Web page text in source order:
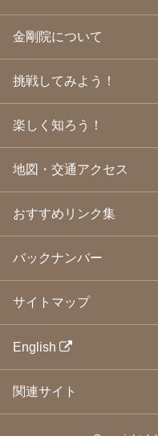
2009年6月(22)
2009年5月(20)
2009年4月
(24)
2009年3月(21)
2009年2月(19)
2009年1月(25)
2008年10月
(31)
2008年9月(24)
2008年8月(24)
2008年5月(21)
(24)
2008年2月 (21)
2008年1月(23)
2007年12月
2007年9月
2007年8月(26)
金剛院について
挑戦してみよう！
楽しく知ろう！
地図・交通アクセス
おすすめリンク集
バックナンバー
サイトマップ
English
関連サイト